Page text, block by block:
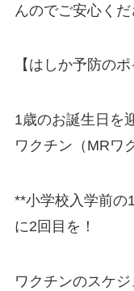
んのでご安心くだ
【はしか予防のポ
1歳のお誕生日を
ワクチン（MRワ
**小学校入学前の
に2回目を！
ワクチンのスケ